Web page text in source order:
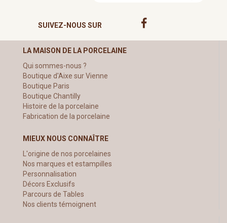
SUIVEZ-NOUS SUR
LA MAISON DE LA PORCELAINE
Qui sommes-nous ?
Boutique d'Aixe sur Vienne
Boutique Paris
Boutique Chantilly
Histoire de la porcelaine
Fabrication de la porcelaine
MIEUX NOUS CONNAÎTRE
L'origine de nos porcelaines
Nos marques et estampilles
Personnalisation
Décors Exclusifs
Parcours de Tables
Nos clients témoignent